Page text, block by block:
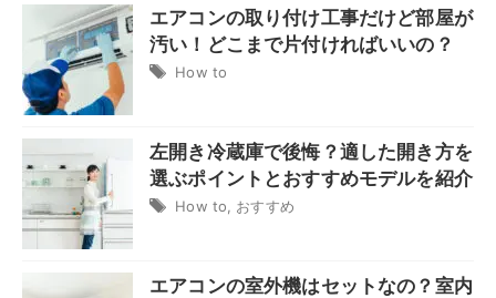
エアコンの取り付け工事だけど部屋が
汚い！どこまで片付ければいいの？
How to
左開き冷蔵庫で後悔？適した開き方を
選ぶポイントとおすすめモデルを紹介
How to おすすめ
エアコンの室外機はセットなの？室内